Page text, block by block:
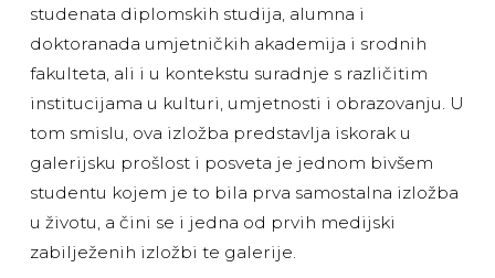
studenata diplomskih studija, alumna i
doktoranada umjetničkih akademija i srodnih
fakulteta, ali i u kontekstu suradnje s različitim
institucijama u kulturi, umjetnosti i obrazovanju. U
tom smislu, ova izložba predstavlja iskorak u
galerijsku prošlost i posveta je jednom bivšem
studentu kojem je to bila prva samostalna izložba
u životu, a čini se i jedna od prvih medijski
zabilježenih izložbi te galerije.